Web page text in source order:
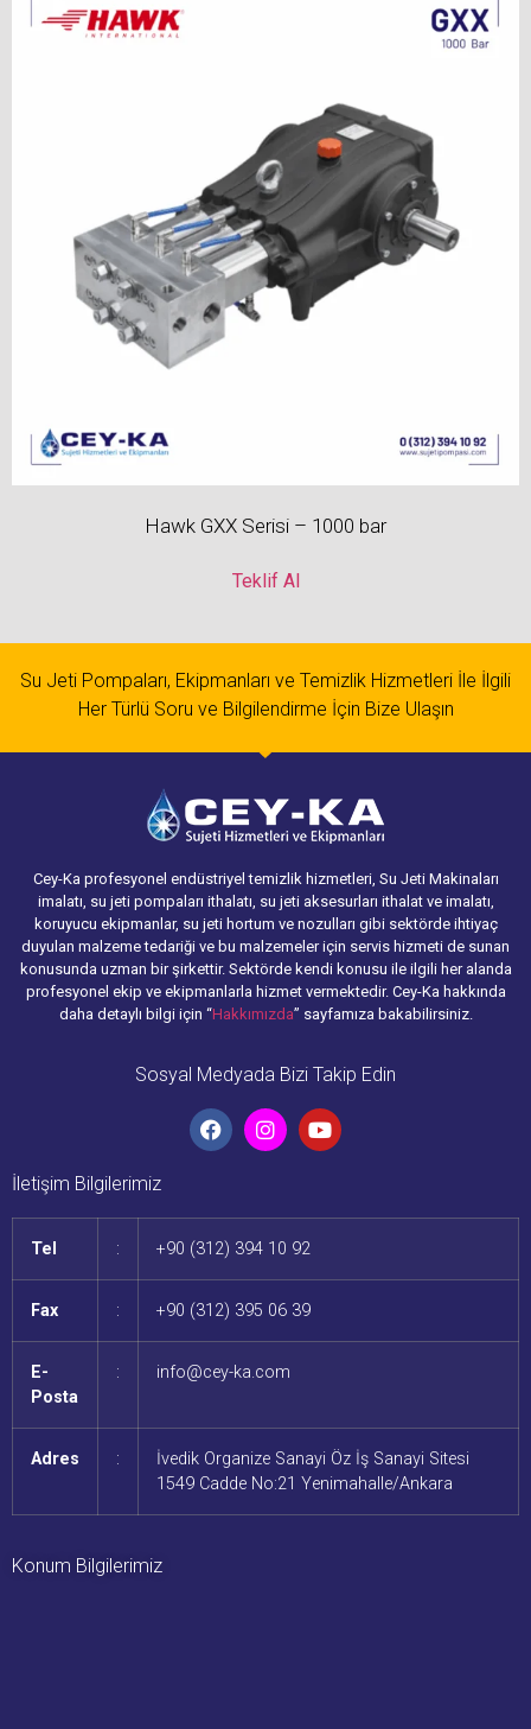
Hawk GXX Serisi – 1000 bar
Teklif Al
Su Jeti Pompaları, Ekipmanları ve Temizlik Hizmetleri İle İlgili
Her Türlü Soru ve Bilgilendirme İçin Bize Ulaşın
Cey-Ka profesyonel endüstriyel temizlik hizmetleri, Su Jeti Makinaları
imalatı, su jeti pompaları ithalatı, su jeti aksesurları ithalat ve imalatı,
koruyucu ekipmanlar, su jeti hortum ve nozulları gibi sektörde ihtiyaç
duyulan malzeme tedariği ve bu malzemeler için servis hizmeti de sunan
konusunda uzman bir şirkettir. Sektörde kendi konusu ile ilgili her alanda
profesyonel ekip ve ekipmanlarla hizmet vermektedir. Cey-Ka hakkında
daha detaylı bilgi için “Hakkımızda” sayfamıza bakabilirsiniz.
Sosyal Medyada Bizi Takip Edin
İletişim Bilgilerimiz
Tel : +90 (312) 394 10 92
Fax : +90 (312) 395 06 39
E-
Posta
: info@cey-ka.com
Adres :
İvedik Organize Sanayi Öz İş Sanayi Sitesi
1549 Cadde No:21 Yenimahalle/Ankara
Konum Bilgilerimiz